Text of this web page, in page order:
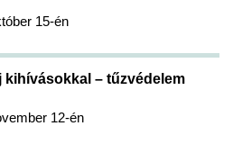
15-én
kihívásokkal – tűzvédelem
12-én